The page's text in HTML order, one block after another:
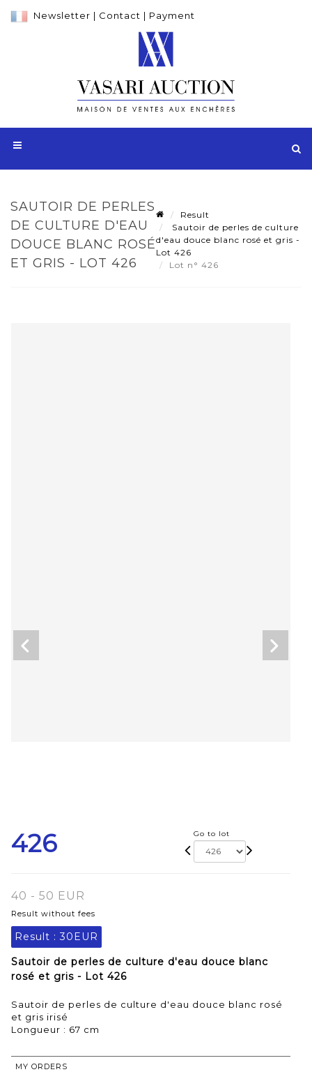
Newsletter | Contact | Payment
SAUTOIR DE PERLES
DE CULTURE D'EAU
DOUCE BLANC ROSÉ
ET GRIS - LOT 426
Result
Sautoir de perles de culture
d'eau douce blanc rosé et gris -
Lot 426
Lot n° 426
426 Go to lot
40 - 50 EUR
Result without fees
Result : 30EUR
Sautoir de perles de culture d'eau douce blanc
rosé et gris - Lot 426
Sautoir de perles de culture d'eau douce blanc rosé
et gris irisé
Longueur : 67 cm
MY ORDERS